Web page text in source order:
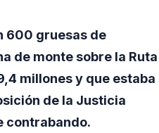
600 gruesas de
de monte sobre la Ruta
millones y que estaba
de la Justicia
contrabando.